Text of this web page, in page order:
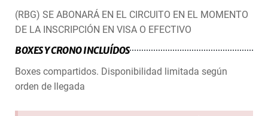
(RBG) SE ABONARÁ EN EL CIRCUITO EN EL MOMENTO
DE LA INSCRIPCIÓN EN VISA O EFECTIVO
BOXES Y CRONO INCLUÍDOS
Boxes compartidos. Disponibilidad limitada según
orden de llegada